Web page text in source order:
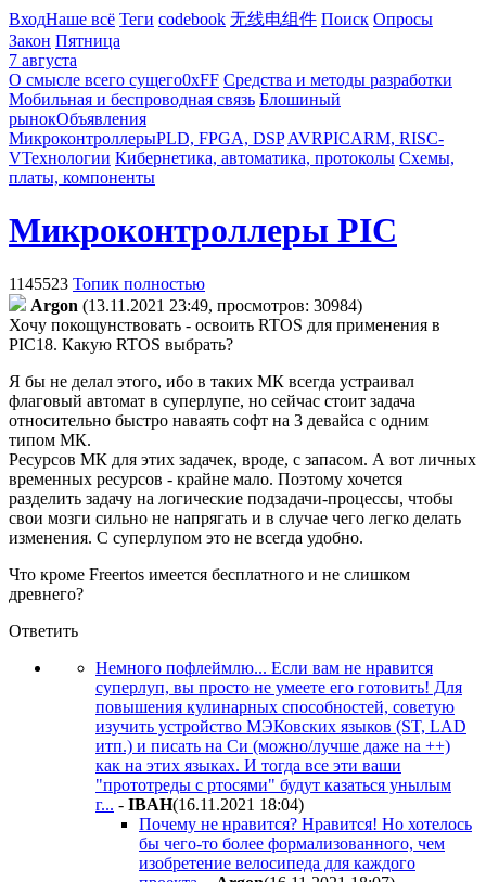
ВходНаше всё Теги codebook 无线电组件 Поиск Опросы
Закон Пятница
7 августа
О смысле всего сущего0xFF Средства и методы разработки
Мобильная и беспроводная связь Блошиный
рынокОбъявления
МикроконтроллерыPLD, FPGA, DSP AVRPICARM, RISC-
VТехнологии Кибернетика, автоматика, протоколы Схемы,
платы, компоненты
Микроконтроллеры PIC
1145523 Топик полностью
Argon (13.11.2021 23:49, просмотров: 30984)
Хочу покощунствовать - освоить RTOS для применения в
PIC18. Какую RTOS выбрать?
Я бы не делал этого, ибо в таких МК всегда устраивал
флаговый автомат в суперлупе, но сейчас стоит задача
относительно быстро наваять софт на 3 девайса с одним
типом МК.
Ресурсов МК для этих задачек, вроде, с запасом. А вот личных
временных ресурсов - крайне мало. Поэтому хочется
разделить задачу на логические подзадачи-процессы, чтобы
свои мозги сильно не напрягать и в случае чего легко делать
изменения. С суперлупом это не всегда удобно.
Что кроме Freertos имеется бесплатного и не слишком
древнего?
Ответить
Немного пофлеймлю... Если вам не нравится
суперлуп, вы просто не умеете его готовить! Для
повышения кулинарных способностей, советую
изучить устройство МЭКовских языков (ST, LAD
итп.) и писать на Cи (можно/лучше даже на ++)
как на этих языках. И тогда все эти ваши
"прототреды с ртосями" будут казаться унылым
г... - IBAH(16.11.2021 18:04)
Почему не нравится? Нравится! Но хотелось
бы чего-то более формализованного, чем
изобретение велосипеда для каждого